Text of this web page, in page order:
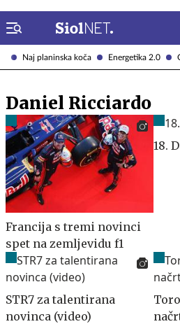
Naj planinska koča Energetika 2.0
Daniel Ricciardo
Francija s tremi novinci
spet na zemljevidu f1
18.
STR7 za talentirana
novinca (video)